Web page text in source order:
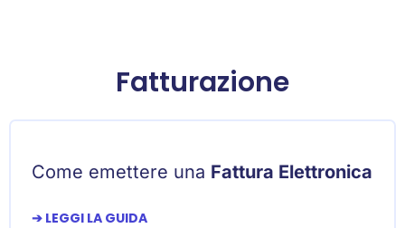
Fatturazione
Come emettere una Fattura Elettronica
➔ LEGGI LA GUIDA